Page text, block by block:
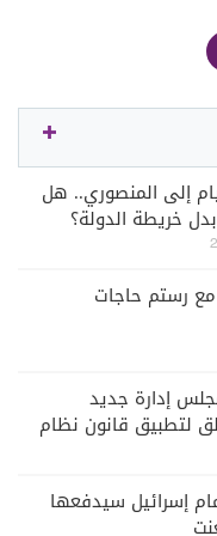
إلى المنصوري.. هل
خريطة الدولة؟
رستم حاجات
إدارة جديد
لتطبيق قانون نظام
إسرائيل سيدفعها